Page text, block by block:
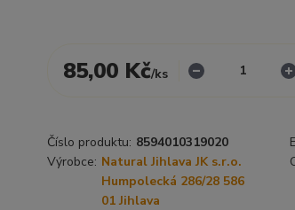
85,00 Kč/ks
Číslo produktu: 8594010319020
Výrobce: Natural Jihlava JK s.r.o.
Humpolecká 286/28 586
01 Jihlava